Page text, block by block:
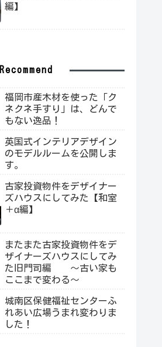
編】
Recommend
福岡市産木材を使った「ク
ネクネ手すり」は、どんで
もない逸品！
英国式インテリアデザイン
のモデルルームを公開しま
す。
古家投資物件をデザイナー
ズハウスにしてみた【和室
＋α編】
またまた古家投資物件をデ
ザイナーズハウスにしてみ
た旧門司編 ～古い家も
ここまで変わる～
城南区保健福祉センターふ
れあい広場うまれ変わりま
した！